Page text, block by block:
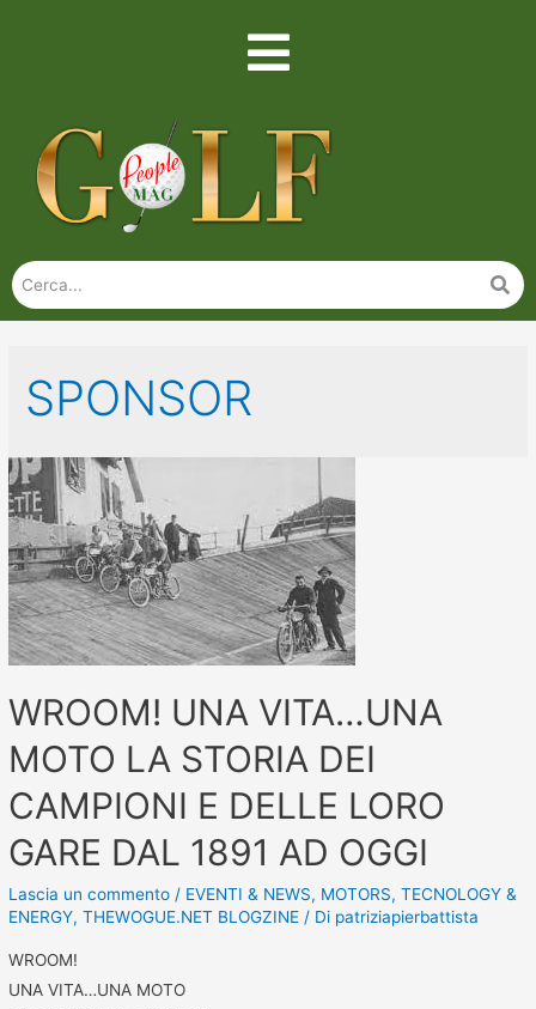
SPONSOR
WROOM! UNA VITA…UNA
MOTO LA STORIA DEI
CAMPIONI E DELLE LORO
GARE DAL 1891 AD OGGI
Lascia un commento / EVENTI & NEWS, MOTORS,TECNOLOGY &
ENERGY,THEWOGUE.NET BLOGZINE / Di patriziapierbattista
WROOM!
UNA VITA…UNA MOTO